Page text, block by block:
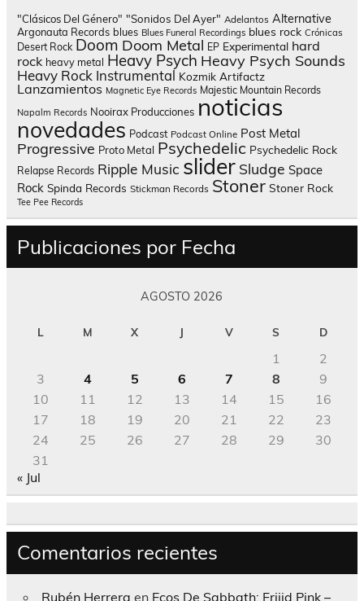
"Clásicos Del Género" "Sonidos Del Ayer" Adelantos Alternative
Argonauta Records blues Blues Funeral Recordings blues rock Crónicas
Desert Rock Doom Doom Metal EP Experimental hard
rock heavy metal Heavy Psych Heavy Psych Sounds
Heavy Rock Instrumental Kozmik Artifactz
Lanzamientos Magnetic Eye Records Majestic Mountain Records
Napalm Records Nooirax Producciones noticias
novedades Podcast Podcast Online Post Metal
Progressive Proto Metal Psychedelic Psychedelic Rock
Relapse Records Ripple Music slider Sludge Space
Rock Spinda Records Stickman Records Stoner Stoner Rock
Tee Pee Records
Publicaciones por Fecha
AGOSTO 2026
L M X J V S D
1
2
3
4 5 6 7 8
9
10
11 12 13 14 15
16
17
18 19 20 21 22
23
24
25 26 27 28 29
30
31
« Jul
Comentarios recientes
Rubén Herrera en Ecos De Sabbath; Frijid Pink –